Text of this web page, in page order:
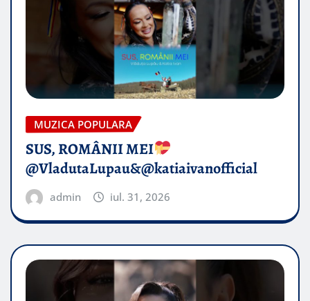
MUZICA POPULARA
SUS, ROMÂNII MEI
@VladutaLupau&@katiaivanofficial
admin iul. 31, 2026